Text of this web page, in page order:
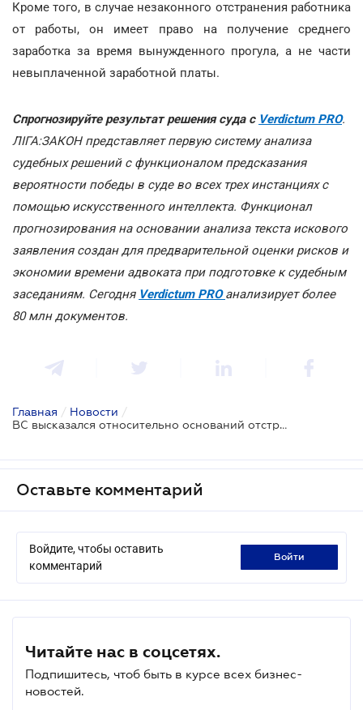
Кроме того, в случае незаконного отстранения работника
от работы, он имеет право на получение среднего
заработка за время вынужденного прогула, а не части
невыплаченной заработной платы.
Спрогнозируйте результат решения суда с Verdictum PRO.
ЛІГА:ЗАКОН представляет первую систему анализа
судебных решений с функционалом предсказания
вероятности победы в суде во всех трех инстанциях с
помощью искусственного интеллекта. Функционал
прогнозирования на основании анализа текста искового
заявления создан для предварительной оценки рисков и
экономии времени адвоката при подготовке к судебным
заседаниям. Сегодня Verdictum PROанализирует более
80 млн документов.
Главная / Новости /
ВС высказался относительно оснований отстранения работника от работы
Оставьте комментарий
Войдите, чтобы оставить
комментарий
войти
Читайте нас в соцсетях.
Подпишитесь, чтоб быть в курсе всех бизнес-
новостей.